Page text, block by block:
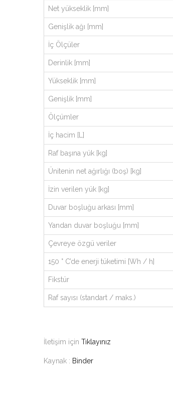
Net yükseklik [mm]
Genişlik ağı [mm]
İç Ölçüler
Derinlik [mm]
Yükseklik [mm]
Genişlik [mm]
Ölçümler
İç hacim [L]
Raf başına yük [kg]
Ünitenin net ağırlığı (boş) [kg]
İzin verilen yük [kg]
Duvar boşluğu arkası [mm]
Yandan duvar boşluğu [mm]
Çevreye özgü veriler
150 ° C’de enerji tüketimi [Wh / h]
Fikstür
Raf sayısı (standart / maks.)
İletişim için Tıklayınız
Kaynak : Binder